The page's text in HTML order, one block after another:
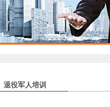
退役军人培训